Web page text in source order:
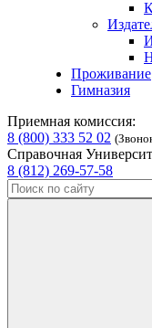
Проживание
Гимназия
Приемная комиссия:
8 (800) 333 52 02
Справочная
8 (812) 269-57-58